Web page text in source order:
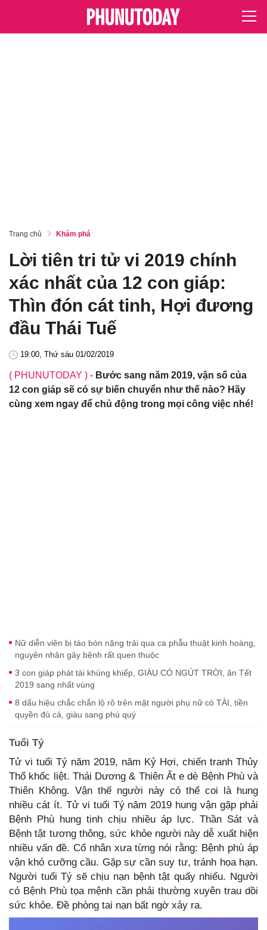
Trang chủ Khám phá
Lời tiên tri tử vi 2019 chính
xác nhất của 12 con giáp:
Thìn đón cát tinh, Hợi đương
đầu Thái Tuế
19:00, Thứ sáu 01/02/2019
( PHUNUTODAY ) - Bước sang năm 2019, vận số của
12 con giáp sẽ có sự biến chuyển như thế nào? Hãy
cùng xem ngay để chủ động trong mọi công việc nhé!
Nữ diễn viên bị táo bón nặng trải qua ca phẫu thuật kinh hoàng,
nguyên nhân gây bệnh rất quen thuộc
3 con giáp phát tài khủng khiếp, GIÀU CÓ NGÚT TRỜI, ăn Tết
2019 sang nhất vùng
8 dấu hiệu chắc chắn lộ rõ trên mặt người phụ nữ có TÀI, tiền
quyền đủ cả, giàu sang phú quý
Tuổi Tý
Tử vi tuổi Tý năm 2019, năm Kỷ Hợi, chiến tranh Thủy
Thổ khốc liệt. Thái Dương & Thiên Ất e dè Bệnh Phù và
Thiên Không. Vận thế người này có thể coi là hung
nhiều cát ít. Tử vi tuổi Tý năm 2019 hung vận gặp phải
Bệnh Phù hung tinh chịu nhiều áp lực. Thần Sát và
Bệnh tật tương thông, sức khỏe người này dễ xuất hiện
nhiều vấn đề. Cổ nhân xưa từng nói rằng: Bệnh phù áp
vận khó cưỡng cầu. Gặp sự cần suy tư, tránh họa hạn.
Người tuổi Tý sẽ chịu nạn bệnh tật quấy nhiếu. Người
có Bệnh Phù tọa mệnh cần phải thường xuyên trau dồi
sức khỏe. Đề phòng tai nạn bất ngờ xảy ra.